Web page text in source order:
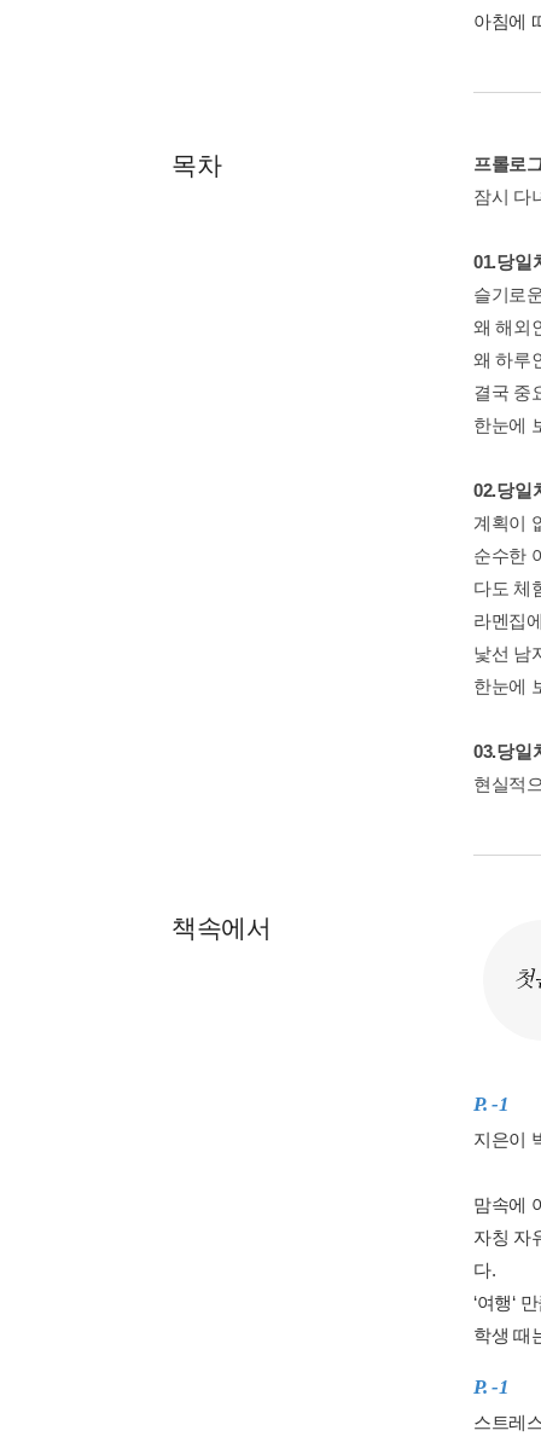
아침에
목차
프롤로
잠시 다
01.당일
슬기로
왜 해외
왜 하루
결국 중
한눈에
02.당일
계획이
순수한
다도 체
라멘집
낯선 남
한눈에
03.당일
현실적
책속에서
첫
P. -1
지은이
맘속에
자칭 자
다.
‘여행‘
학생 때
P. -1
스트레